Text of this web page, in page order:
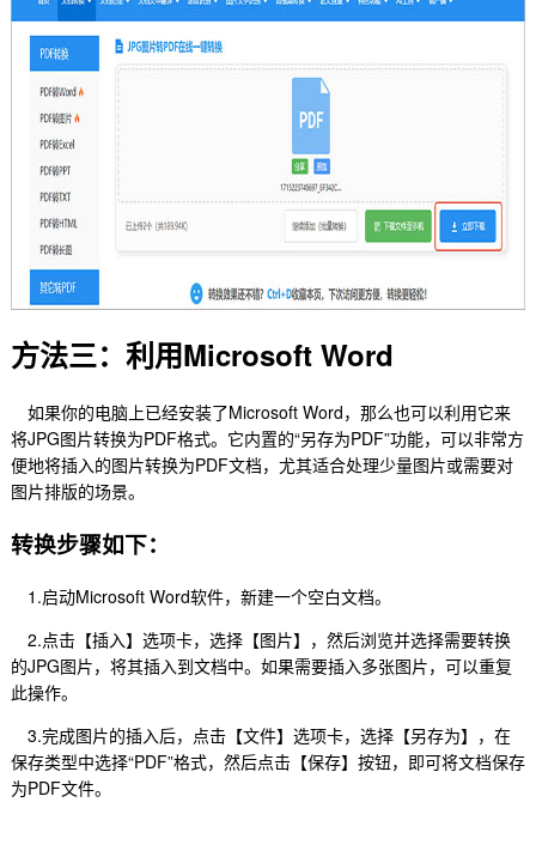
方法三：利用Microsoft Word
如果你的电脑上已经安装了Microsoft Word，那么也可以利用它来
将JPG图片转换为PDF格式。它内置的“另存为PDF”功能，可以非常方
便地将插入的图片转换为PDF文档，尤其适合处理少量图片或需要对
图片排版的场景。
转换步骤如下：
1.启动Microsoft Word软件，新建一个空白文档。
2.点击【插入】选项卡，选择【图片】，然后浏览并选择需要转换
的JPG图片，将其插入到文档中。如果需要插入多张图片，可以重复
此操作。
3.完成图片的插入后，点击【文件】选项卡，选择【另存为】，在
保存类型中选择“PDF”格式，然后点击【保存】按钮，即可将文档保存
为PDF文件。